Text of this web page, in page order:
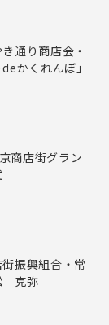
通り商店会・
かくれんぼ」
商店街グラン
振興組合・常
克弥